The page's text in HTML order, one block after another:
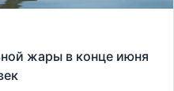
жары в конце июня